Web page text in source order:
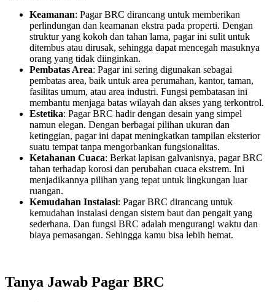
Keamanan: Pagar BRC dirancang untuk memberikan
perlindungan dan keamanan ekstra pada properti. Dengan
struktur yang kokoh dan tahan lama, pagar ini sulit untuk
ditembus atau dirusak, sehingga dapat mencegah masuknya
orang yang tidak diinginkan.
Pembatas Area: Pagar ini sering digunakan sebagai
pembatas area, baik untuk area perumahan, kantor, taman,
fasilitas umum, atau area industri. Fungsi pembatasan ini
membantu menjaga batas wilayah dan akses yang terkontrol.
Estetika: Pagar BRC hadir dengan desain yang simpel
namun elegan. Dengan berbagai pilihan ukuran dan
ketinggian, pagar ini dapat meningkatkan tampilan eksterior
suatu tempat tanpa mengorbankan fungsionalitas.
Ketahanan Cuaca: Berkat lapisan galvanisnya, pagar BRC
tahan terhadap korosi dan perubahan cuaca ekstrem. Ini
menjadikannya pilihan yang tepat untuk lingkungan luar
ruangan.
Kemudahan Instalasi: Pagar BRC dirancang untuk
kemudahan instalasi dengan sistem baut dan pengait yang
sederhana. Dan fungsi BRC adalah mengurangi waktu dan
biaya pemasangan. Sehingga kamu bisa lebih hemat.
Tanya Jawab Pagar BRC